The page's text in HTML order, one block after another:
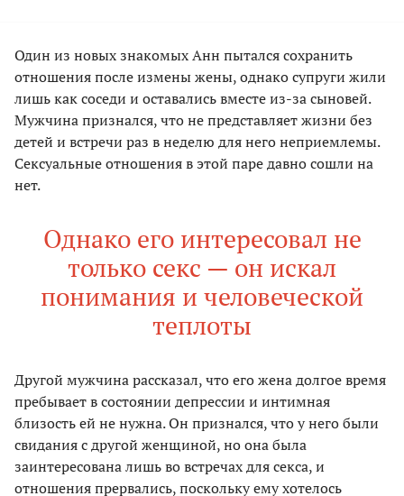
Один из новых знакомых Анн пытался сохранить
отношения после измены жены, однако супруги жили
лишь как соседи и оставались вместе из-за сыновей.
Мужчина признался, что не представляет жизни без
детей и встречи раз в неделю для него неприемлемы.
Сексуальные отношения в этой паре давно сошли на
нет.
Однако его интересовал не
только секс — он искал
понимания и человеческой
теплоты
Другой мужчина рассказал, что его жена долгое время
пребывает в состоянии депрессии и интимная
близость ей не нужна. Он признался, что у него были
свидания с другой женщиной, но она была
заинтересована лишь во встречах для секса, и
отношения прервались, поскольку ему хотелось